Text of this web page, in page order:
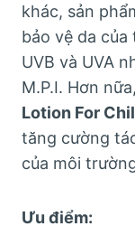
khác, sản
bảo vệ da
UVB và UVA
M.P.I. Hơn nữa,
Lotion For
tăng cường
của môi
Ưu điểm: